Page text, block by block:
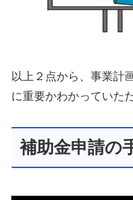
以上２点から、事業計
に重要かわかっていた
補助金申請の